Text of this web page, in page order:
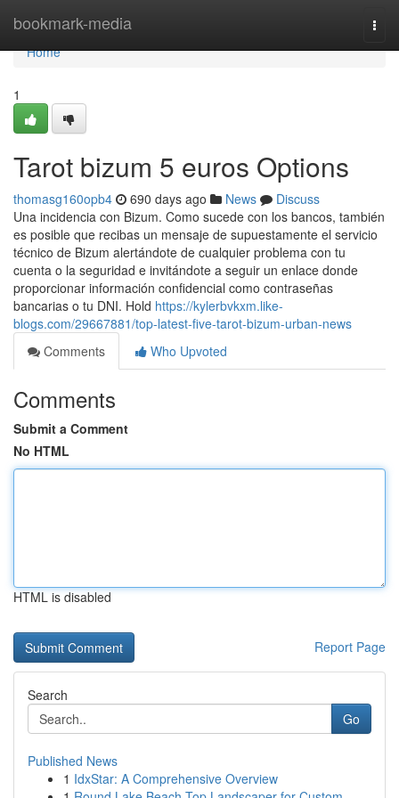
bookmark-media
Home
Home
1
Tarot bizum 5 euros Options
thomasg160opb4 690 days ago News
Discuss
Una incidencia con Bizum. Como sucede con los bancos, también
es posible que recibas un mensaje de supuestamente el servicio
técnico de Bizum alertándote de cualquier problema con tu
cuenta o la seguridad e invitándote a seguir un enlace donde
proporcionar información confidencial como contraseñas
bancarias o tu DNI. Hold https://kylerbvkxm.like-
blogs.com/29667881/top-latest-five-tarot-bizum-urban-news
Comments
Who Upvoted
Comments
Submit a Comment
No HTML
HTML is disabled
Report Page
Search
Go
Published News
1 IdxStar: A Comprehensive Overview